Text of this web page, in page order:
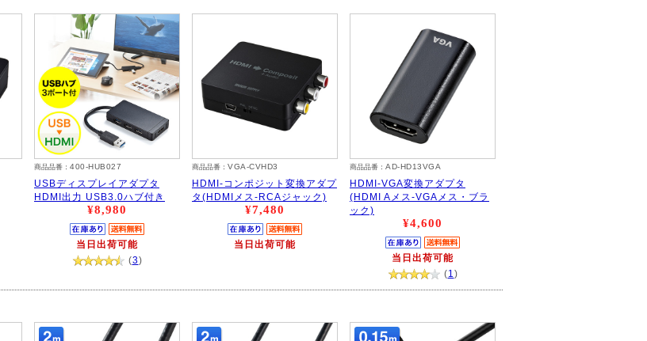
商品品番： 400-HUB027
USBディスプレイアダプタ
HDMI出力 USB3.0ハブ付き
¥8,980
当日出荷可能
(3)
商品品番： VGA-CVHD3
HDMI-コンポジット変換アダプ
タ(HDMIメス-RCAジャック)
¥7,480
当日出荷可能
商品品番： AD-HD13VGA
HDMI-VGA変換アダプタ
(HDMI Aメス-VGAメス・ブラ
ック)
¥4,600
当日出荷可能
(1 )